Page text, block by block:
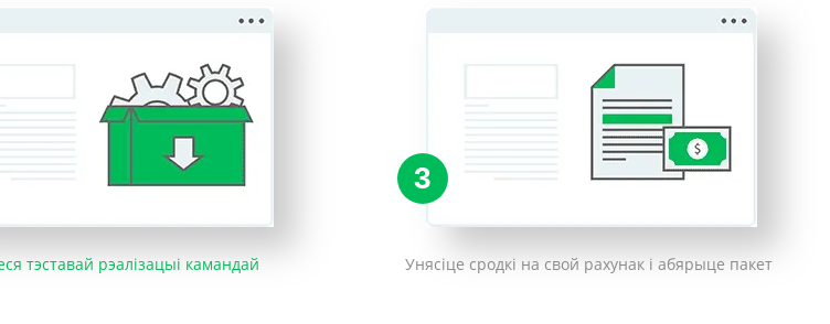
тэставай рэалізацыі камандай
3
Унясіце сродкі на свой рахунак і абярыце пакет